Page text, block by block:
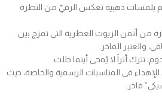
ذهبية تعكس الرقيّ من النظرة
من أثمن الزيوت العطرية التي تمزج بين
والعنبر الفاخر.
تترك أثراً لا يُمحى أينما حللت.
للإهداء في المناسبات الرسمية والخاصة، حيث
فاخر.